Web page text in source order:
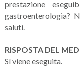
prestazione
gastroenterologia?
saluti.
RISPOSTA DEL
Sì viene eseguita.